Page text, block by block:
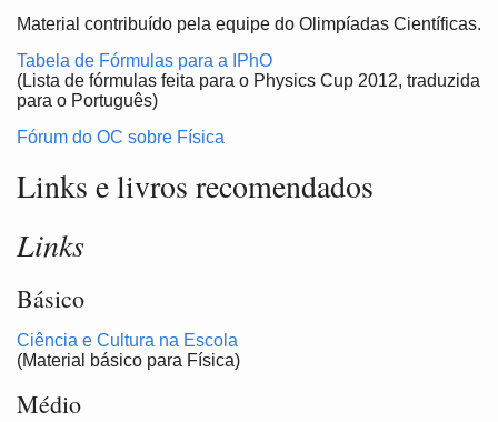
Material contribuído pela equipe do Olimpíadas Científicas.
Tabela de Fórmulas para a IPhO
(Lista de fórmulas feita para o Physics Cup 2012, traduzida
para o Português)
Fórum do OC sobre Física
Links e livros recomendados
Links
Básico
Ciência e Cultura na Escola
(Material básico para Física)
Médio